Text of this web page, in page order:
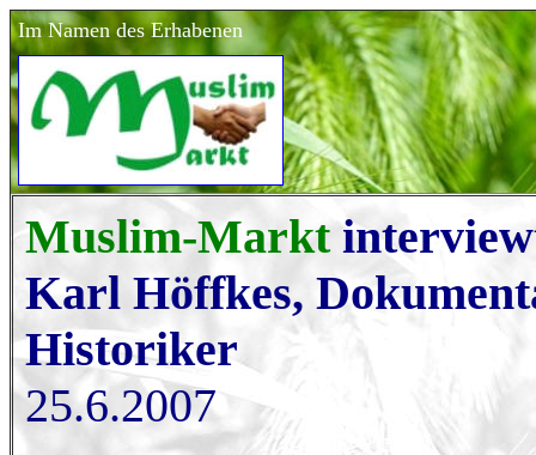
Im Namen des Erhabenen
Muslim-Markt
Karl Höffkes,
Historiker
25.6.2007